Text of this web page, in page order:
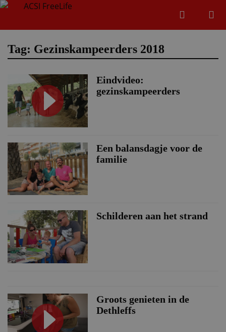
Zoeken
Tag: Gezinskampeerders 2018
Eindvideo:
gezinskampeerders
Een balansdagje voor de
familie
Schilderen aan het strand
Groots genieten in de
Dethleffs